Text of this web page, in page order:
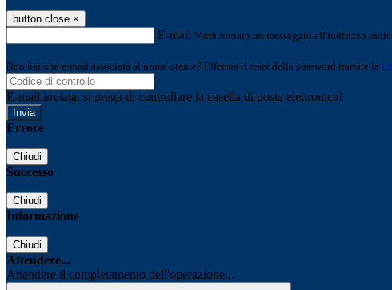
button close ×
E-mail Verrà inviato un messaggio all'indirizzo
Non hai una e-mail associata al nome utente? Effettua il reset della password tramite la
E-mail inviata, si prega di controllare la casella di posta elettronica!
Errore
Chiudi
Successo
Chiudi
Informazione
Chiudi
Attendere...
Attendere il completamento dell'operazione...